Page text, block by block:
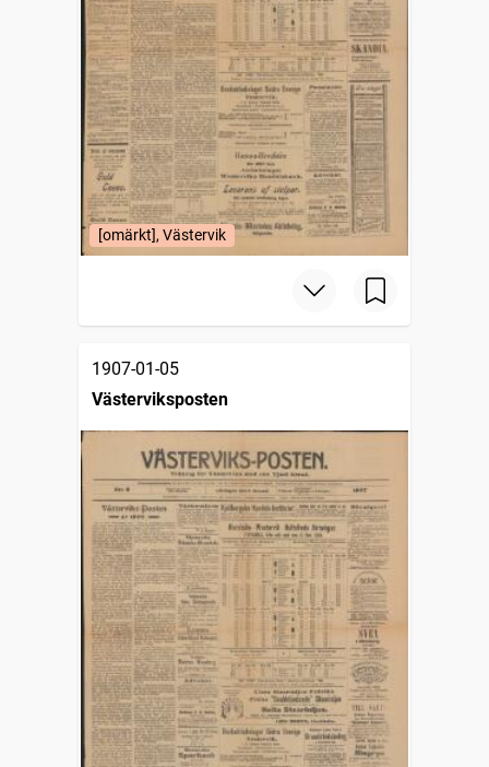
[omärkt], Västervik
1907-01-05
Västerviksposten